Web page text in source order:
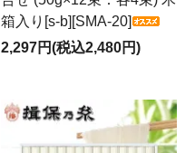
箱入り[s-b][SMA-20]
2,297円(税込2,480円)